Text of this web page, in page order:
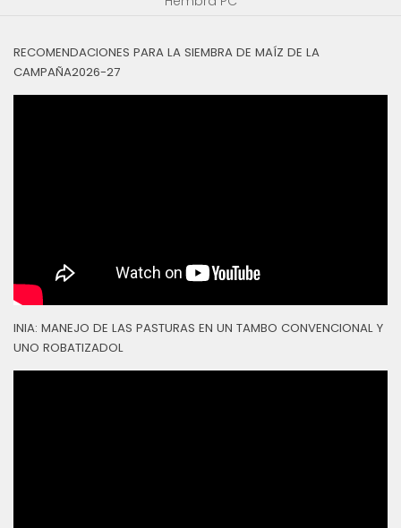
RECOMENDACIONES PARA LA SIEMBRA DE MAÍZ DE LA
CAMPAÑA2026-27
INIA: MANEJO DE LAS PASTURAS EN UN TAMBO CONVENCIONAL Y
UNO ROBATIZADOL